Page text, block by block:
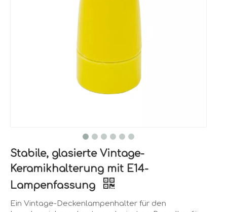
Stabile, glasierte Vintage-
Keramikhalterung mit E14-
Lampenfassung
Ein Vintage-Deckenlampenhalter für den